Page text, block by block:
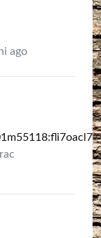
ago
1 m551 1 8:fi7oac 72